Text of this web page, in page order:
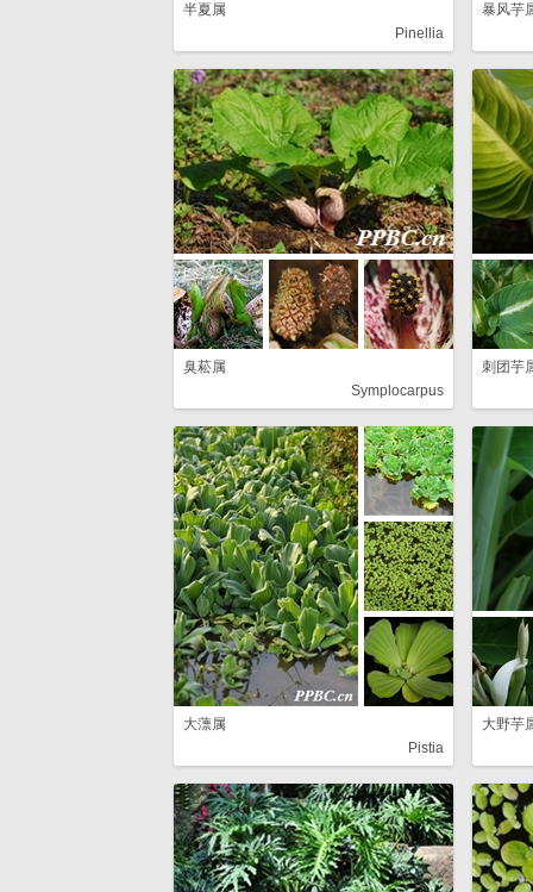
半夏属
Pinellia
暴风芋
臭菘属
Symplocarpus
刺团芋
大薸属
Pistia
大野芋